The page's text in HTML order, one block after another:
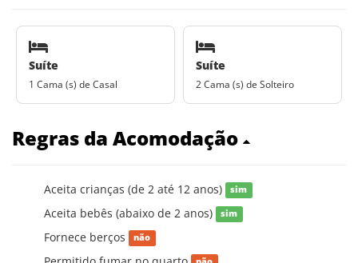
Suíte
1 Cama (s) de Casal
Suíte
2 Cama (s) de Solteiro
Regras da Acomodação
Aceita crianças (de 2 até 12 anos) sim
Aceita bebês (abaixo de 2 anos) sim
Fornece berços não